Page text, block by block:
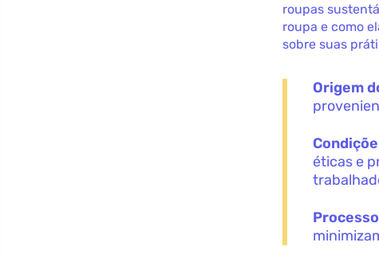
roupas
roupa e como
sobre suas
Origem
éticas e